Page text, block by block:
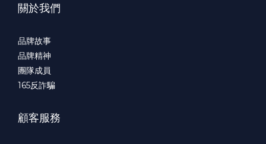
關於我們
品牌故事
品牌精神
團隊成員
165反詐騙
顧客服務